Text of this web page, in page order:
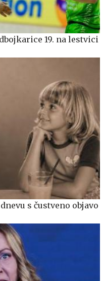
19. na lestvici
s čustveno objavo